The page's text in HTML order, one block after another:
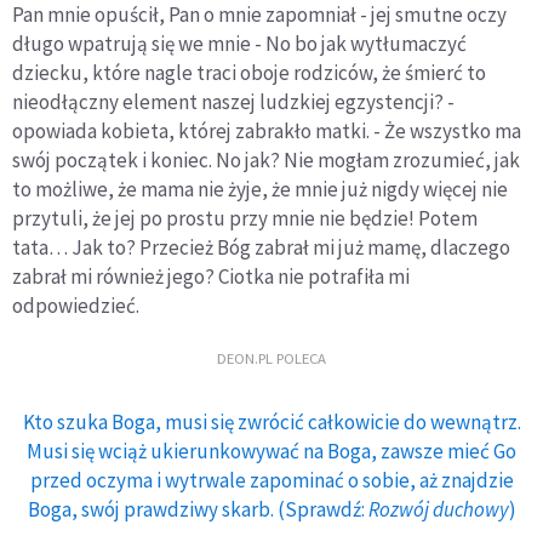
Pan mnie opuścił, Pan o mnie zapomniał - jej smutne oczy
długo wpatrują się we mnie - No bo jak wytłumaczyć
dziecku, które nagle traci oboje rodziców, że śmierć to
nieodłączny element naszej ludzkiej egzystencji? -
opowiada kobieta, której zabrakło matki. - Że wszystko ma
swój początek i koniec. No jak? Nie mogłam zrozumieć, jak
to możliwe, że mama nie żyje, że mnie już nigdy więcej nie
przytuli, że jej po prostu przy mnie nie będzie! Potem
tata… Jak to? Przecież Bóg zabrał mi już mamę, dlaczego
zabrał mi również jego? Ciotka nie potrafiła mi
odpowiedzieć.
DEON.PL POLECA
Kto szuka Boga, musi się zwrócić całkowicie do wewnątrz.
Musi się wciąż ukierunkowywać na Boga, zawsze mieć Go
przed oczyma i wytrwale zapominać o sobie, aż znajdzie
Boga, swój prawdziwy skarb. (Sprawdź:Rozwój duchowy)